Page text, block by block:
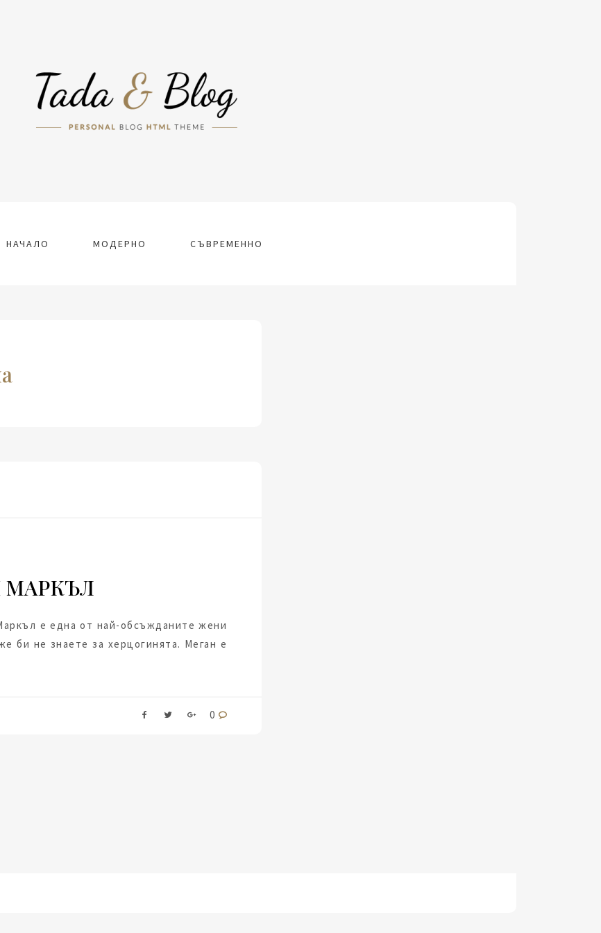
НАЧАЛО МОДЕРНО СЪВРЕМЕННО
МАРКЪЛ
е една от най-обсъжданите жени
би не знаете за херцогинята. Меган е
0